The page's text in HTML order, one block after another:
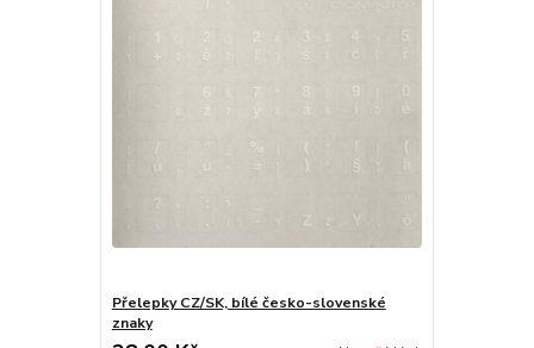
Přelepky CZ/SK, bílé česko-slovenské
znaky